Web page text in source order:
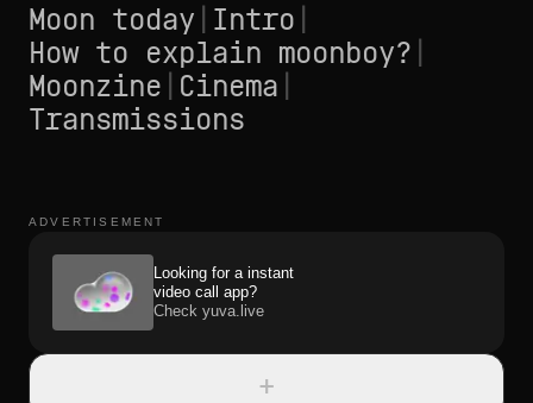
Moon today Intro
How to explain moonboy?
Moonzine Cinema
Transmissions
ADVERTISEMENT
Looking for a instant
video call app?
Check yuva.live
+